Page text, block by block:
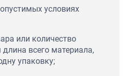
условиях
или количество
всего материала,
упаковку;